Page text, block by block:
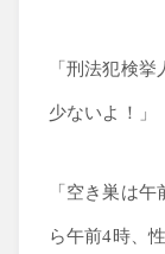
「刑法犯検
少ないよ！」
「空き巣は
ら午前4時、